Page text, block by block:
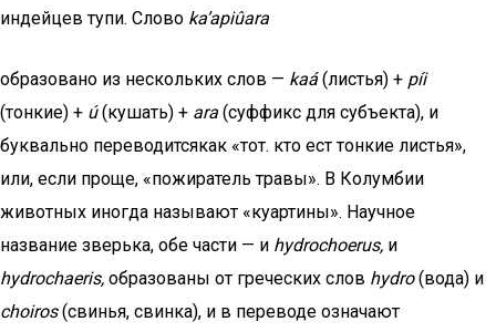
индейцев тупи. Слово ka’apiûara
образовано из нескольких слов — kaá(листья) + píi
(тонкие) + ú(кушать) + ara (суффикс для субъекта), и
буквально переводитсякак «тот. кто ест тонкие листья»,
или, если проще, «пожиратель травы». В Колумбии
животных иногда называют «куартины». Научное
название зверька, обе части — и hydrochoerus, и
hydrochaeris, образованы от греческих слов hydro(вода) и
choiros(свинья, свинка), и в переводе означают